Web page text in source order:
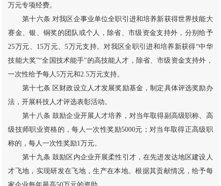
万元专项经费。
第十六条 对我区企事业单位全职引进和培养新获得世界技能大
赛金、银、铜奖的团队或个人，除省、市级资金支持外，分别给予
25万元、15万元、5万元支持。对我区全职引进和培养新获得“中华
技能大奖”“全国技术能手”的高技能人才，除省、市级资金支持外，
一次性给予每人5万元和2.5万元支持。
第十七条 区财政设立人才发展奖励基金，制定具体评选奖励办
法，开展科技人才评选表彰活动。
第十八条 鼓励企业开展人才培养，对当年取得副高级职称、高
级技师职业资格的，每人一次性奖励5000元；对当年取得正高级职
称的，每人一次性奖励1万元。
第十九条 鼓励区内企业开展柔性引才，在先进发达地区建设人
才飞地，实现研发在飞地，生产在本地。根据其贡献情况，给予每